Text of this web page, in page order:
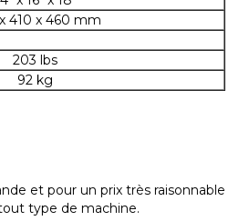
410 x 460 mm
203 lbs
92 kg
et pour un prix très raisonnable
type de machine.